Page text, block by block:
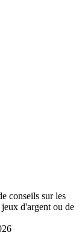
conseils sur les
d'argent ou de